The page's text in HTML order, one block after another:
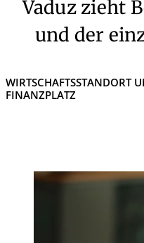
Vaduz zieht
und der
WIRTSCHAFTSSTANDORT
FINANZPLATZ